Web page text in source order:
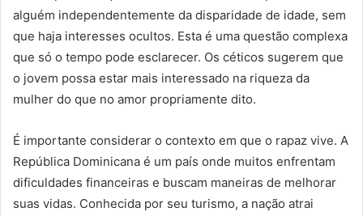
alguém independentemente da disparidade de idade, sem
que haja interesses ocultos. Esta é uma questão complexa
que só o tempo pode esclarecer. Os céticos sugerem que
o jovem possa estar mais interessado na riqueza da
mulher do que no amor propriamente dito.
É importante considerar o contexto em que o rapaz vive. A
República Dominicana é um país onde muitos enfrentam
dificuldades financeiras e buscam maneiras de melhorar
suas vidas. Conhecida por seu turismo, a nação atrai